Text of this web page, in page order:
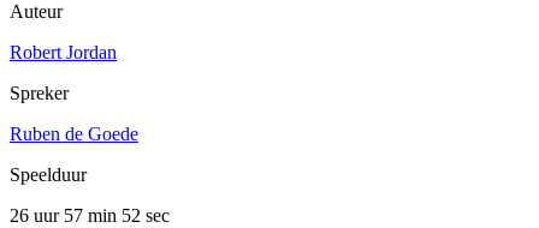
Auteur
Robert Jordan
Spreker
Ruben de Goede
Speelduur
26 uur 57 min 52 sec